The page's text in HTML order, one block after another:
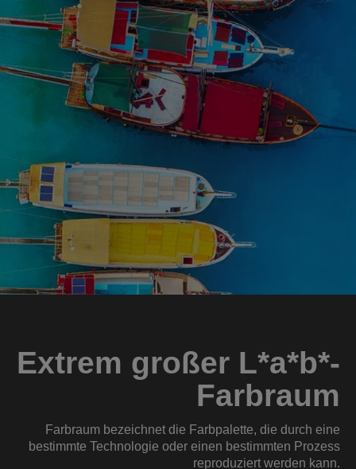
Extrem großer L*a*b*-
Farbraum
Farbraum bezeichnet die Farbpalette, die durch eine
bestimmte Technologie oder einen bestimmten Prozess
reproduziert werden kann.